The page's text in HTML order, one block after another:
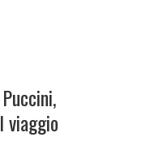
viaggio